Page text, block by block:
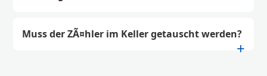
Muss der ZÃ¤hler im Keller getauscht werden?